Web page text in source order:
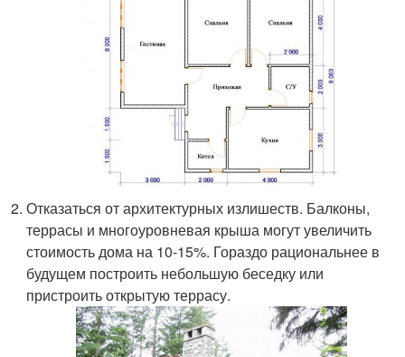
Отказаться от архитектурных излишеств. Балконы,
террасы и многоуровневая крыша могут увеличить
стоимость дома на 10-15%. Гораздо рациональнее в
будущем построить небольшую беседку или
пристроить открытую террасу.